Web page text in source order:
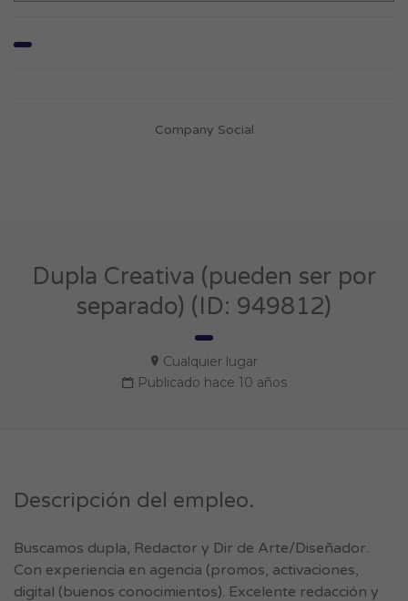
Company Social
Dupla Creativa (pueden ser por
separado) (ID: 949812)
Cualquier lugar
Publicado hace 10 años
Descripción del empleo.
Buscamos dupla, Redactor y Dir de Arte/Diseñador.
Con experiencia en agencia (promos, activaciones,
digital (buenos conocimientos). Excelente redacción y